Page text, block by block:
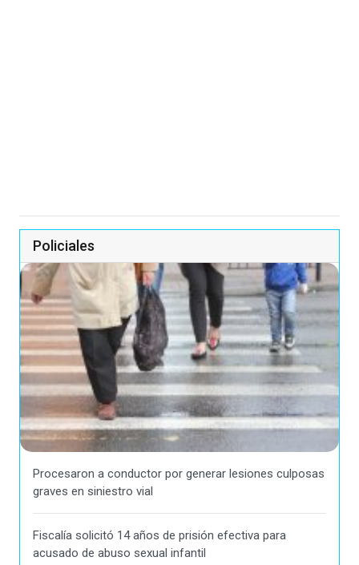
Policiales
Procesaron a conductor por generar lesiones culposas
graves en siniestro vial
Fiscalía solicitó 14 años de prisión efectiva para
acusado de abuso sexual infantil